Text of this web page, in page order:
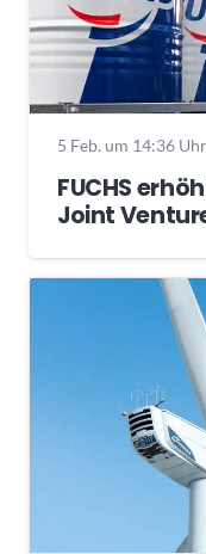
5 Feb. um 14:36 Uhr
FUCHS
Joint